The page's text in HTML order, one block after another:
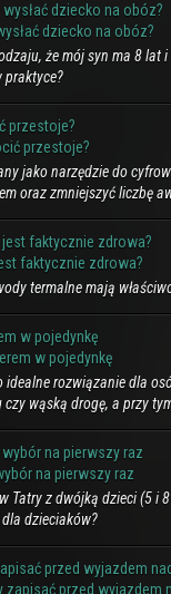
dziecko na obóz?
dziecko na obóz?
że mój syn ma 8
praktyce?
przestoje?
przestoje?
jako narzędzie do
oraz zmniejszyć liczbę
faktycznie zdrowa?
faktycznie zdrowa?
termalne mają
w pojedynkę
w pojedynkę
idealne rozwiązanie dla
wąską drogę, a przy
na pierwszy raz
na pierwszy raz
Tatry z dwójką dzieci (5 i
dzieciaków?
przed wyjazdem
przed wyjazdem